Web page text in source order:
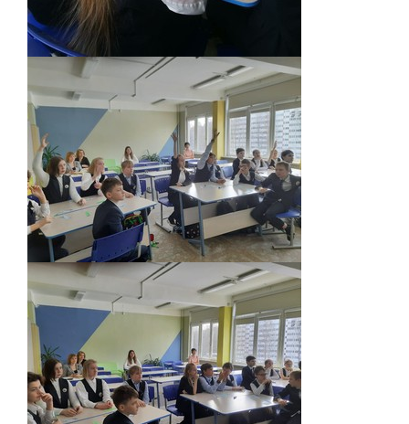
Охрана труда
Обращение директора
Гостевая книга
Результаты самообследования
Финансово-хозяйственная деятельность
Реализация антикоррупционной
политики
Знак «За вклад в развитие лицея»
Учебный процесс
Начальная школа
Основная и старшая школа
Оценочные процедуры